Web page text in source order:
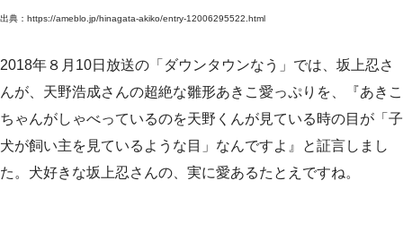
出典：https://ameblo.jp/hinagata-akiko/entry-12006295522.html
2018年８月10日放送の「ダウンタウンなう」では、坂上忍さ
んが、天野浩成さんの超絶な雛形あきこ愛っぷりを、『あきこ
ちゃんがしゃべっているのを天野くんが見ている時の目が「子
犬が飼い主を見ているような目」なんですよ』と証言しまし
た。犬好きな坂上忍さんの、実に愛あるたとえですね。